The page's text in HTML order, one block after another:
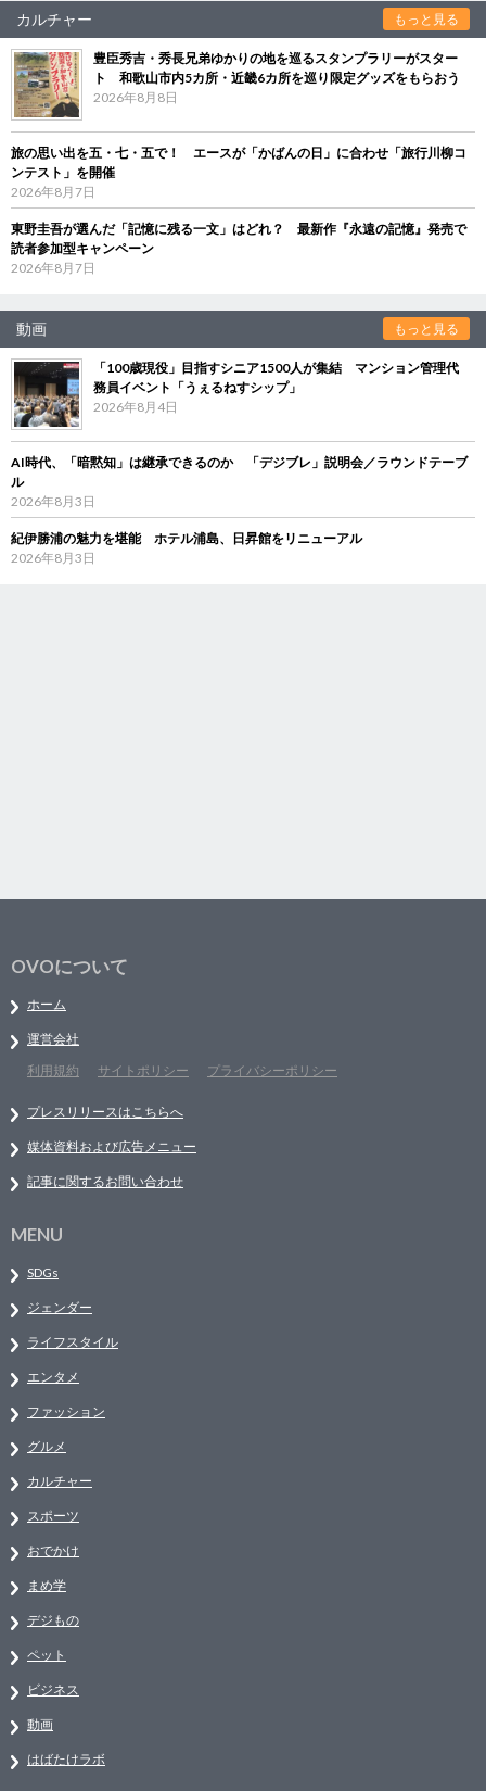
カルチャー もっと見る
豊臣秀吉・秀長兄弟ゆかりの地を巡るスタンプラリーがスター
ト 和歌山市内5カ所・近畿6カ所を巡り限定グッズをもらおう
2026年8月8日
旅の思い出を五・七・五で！ エースが「かばんの日」に合わせ「旅行川柳コ
ンテスト」を開催
2026年8月7日
東野圭吾が選んだ「記憶に残る一文」はどれ？ 最新作『永遠の記憶』発売で
読者参加型キャンペーン
2026年8月7日
動画 もっと見る
「100歳現役」目指すシニア1500人が集結 マンション管理代
務員イベント「うぇるねすシップ」
2026年8月4日
AI時代、「暗黙知」は継承できるのか 「デジブレ」説明会／ラウンドテーブ
ル
2026年8月3日
紀伊勝浦の魅力を堪能 ホテル浦島、日昇館をリニューアル
2026年8月3日
OVOについて
ホーム
運営会社
利用規約
サイトポリシー プライバシーポリシー
プレスリリースはこちらへ
媒体資料および広告メニュー
記事に関するお問い合わせ
MENU
SDGs
ジェンダー
ライフスタイル
エンタメ
ファッション
グルメ
カルチャー
スポーツ
おでかけ
まめ学
デジもの
ペット
ビジネス
動画
はばたけラボ